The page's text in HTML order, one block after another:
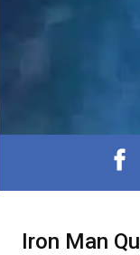
Iron Man